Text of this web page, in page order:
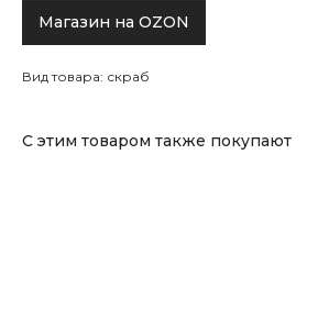
Магазин на OZON
Вид товара: скраб
С этим товаром также покупают